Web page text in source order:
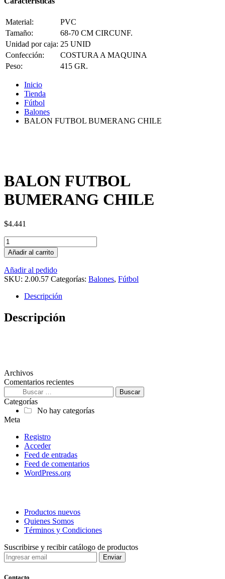
Material:
PVC
Tamaño:
68-70 CM CIRCUNF.
Unidad por caja: 25 UNID
Confección:
COSTURA A MAQUINA
Peso:
415 GR.
Inicio
Tienda
Fútbol
Balones
BALON FUTBOL BUMERANG CHILE
BALON FUTBOL
BUMERANG CHILE
$4.441
Cantidad
Añadir al carrito
Añadir al pedido
SKU: 2.00.57 Categorías: Balones, Fútbol
Descripción
Descripción
Archivos
Comentarios recientes
Buscar:
Categorías
No hay categorías
Meta
Registro
Acceder
Feed de entradas
Feed de comentarios
WordPress.org
Productos nuevos
Quienes Somos
Términos y Condiciones
Suscribirse y recibir catálogo de productos
Contacto